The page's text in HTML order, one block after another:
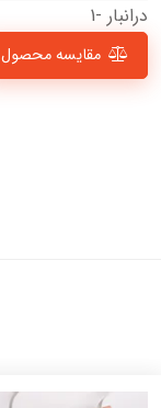
درانبار -1
مقایسه محصول